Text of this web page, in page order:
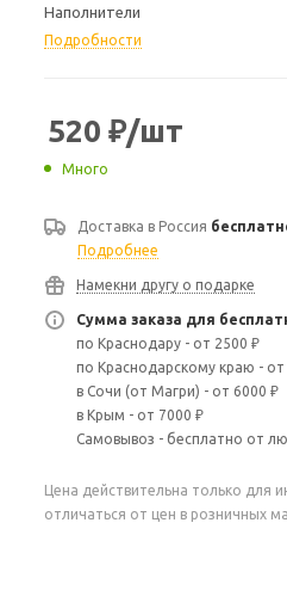
Наполнители
Подробности
520 ₽/шт
Много
Доставка в Россия
Подробнее
Намекни другу о подарке
Сумма заказа для
по Краснодару - от 2500 ₽
по Краснодарскому краю - от
в Сочи (от Магри) - от 6000 ₽
в Крым - от 7000 ₽
Самовывоз - бесплатно от
Цена действительна только для
отличаться от цен в розничных